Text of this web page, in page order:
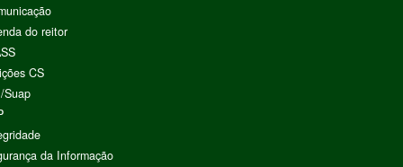
do reitor
CS
Suap
da Informação